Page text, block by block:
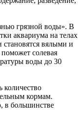
грязной воды». В
аквариума на телах
становятся вялыми и
солевая
воды до 30
количество
кормам.
в большинстве